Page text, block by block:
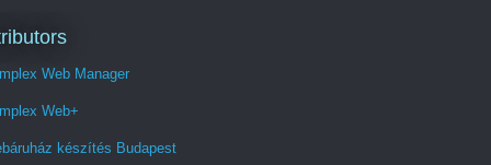
Web Manager
Web+
készítés Budapest